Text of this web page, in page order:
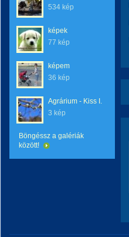
534 kép
képek
77 kép
képem
36 kép
Agrárium - Kiss I.
3 kép
Böngéssz a galériák
között!